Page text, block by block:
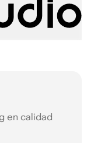
en calidad